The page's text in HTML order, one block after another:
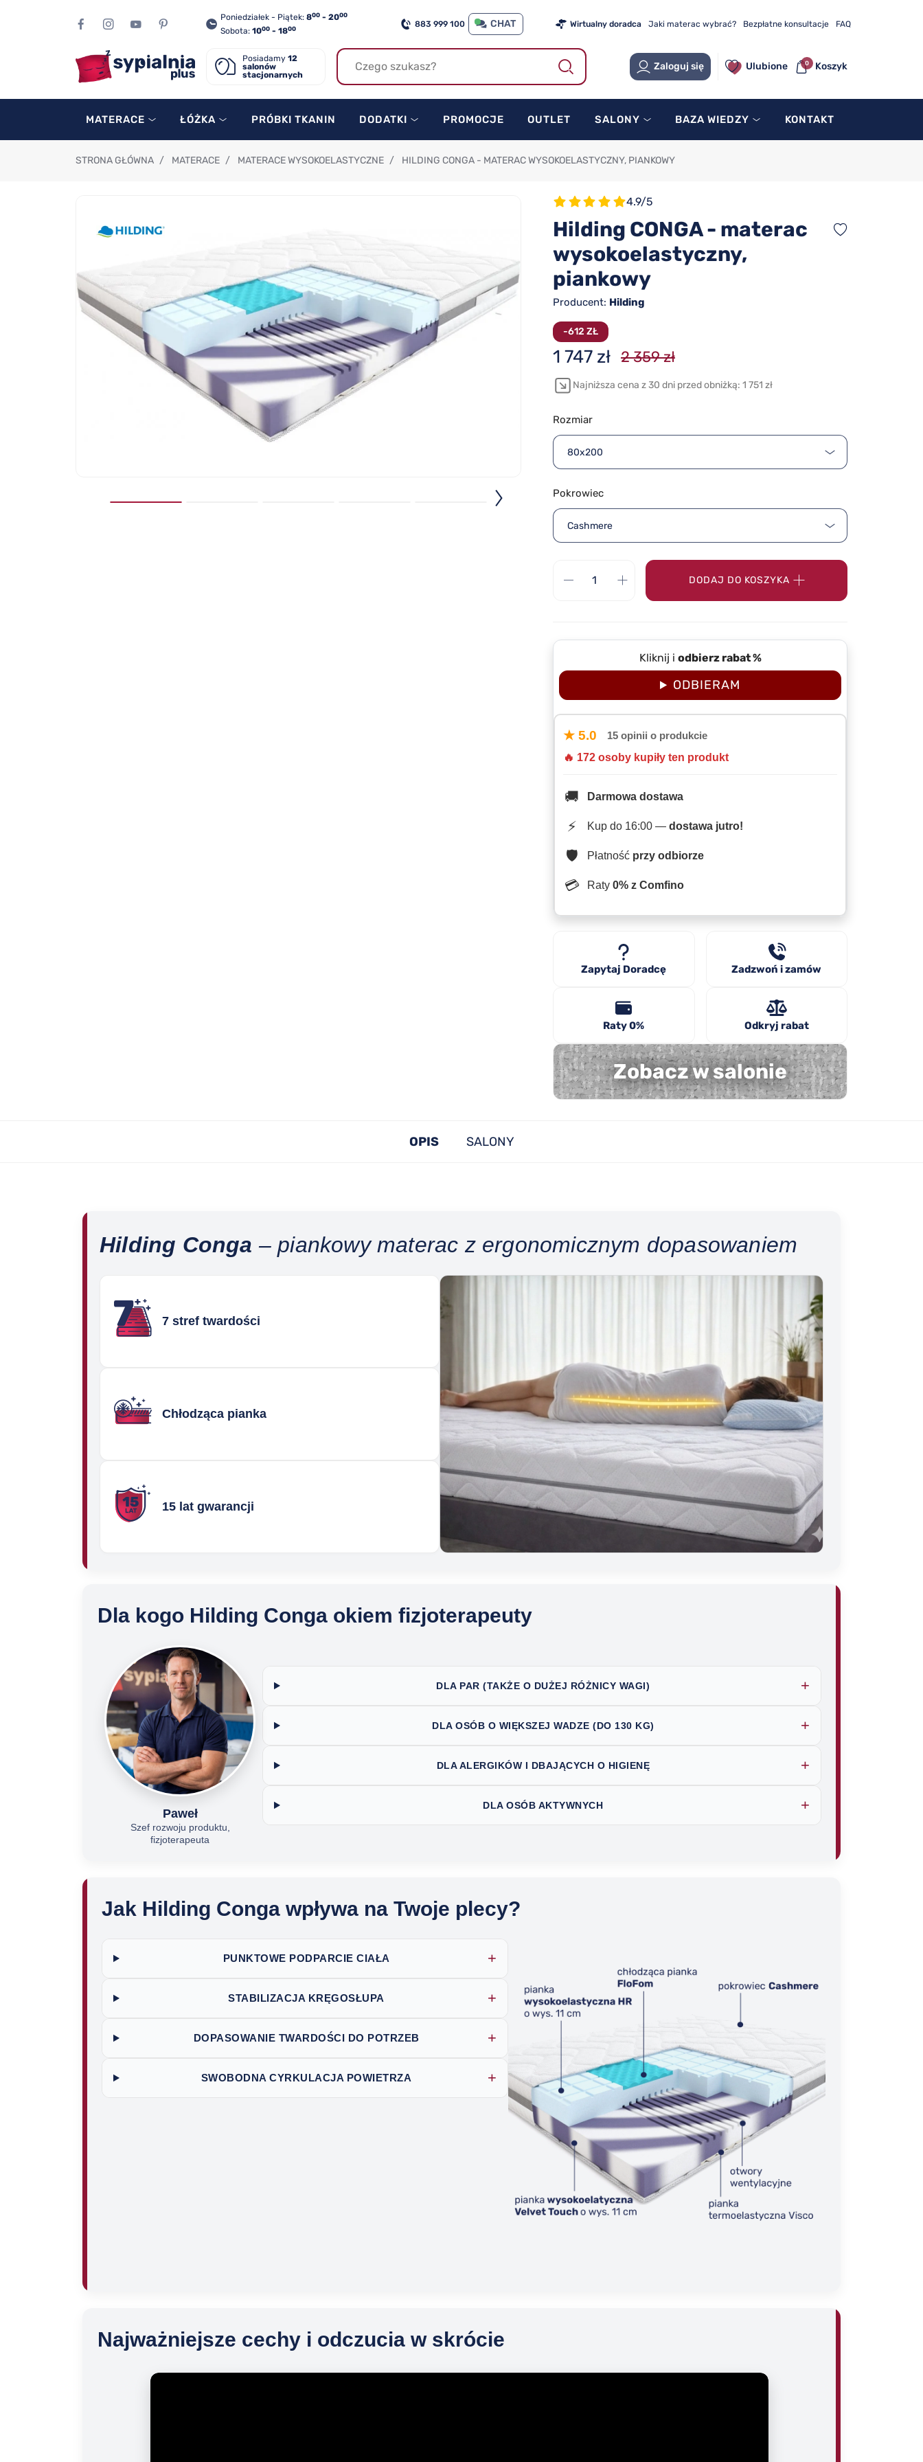
Poniedziałek - Piątek: 800 - 2000
Sobota: 1000 - 1800 883 999 100 CHAT Wirtualny doradca Jaki materac wybrać? Bezpłatne konsultacje FAQ
Posiadamy 12
salonów
stacjonarnych
Zaloguj się Ulubione Koszyk
0
MATERACE ŁÓŻKA PRÓBKI TKANIN DODATKI PROMOCJE OUTLET SALONY BAZA WIEDZY KONTAKT
STRONA GŁÓWNA / MATERACE / MATERACE WYSOKOELASTYCZNE / HILDING CONGA - MATERAC WYSOKOELASTYCZNY, PIANKOWY
4.9/5
Hilding CONGA - materac
wysokoelastyczny,
piankowy
Producent: Hilding
-612 ZŁ
1 747 zł 2 359 zł
Najniższa cena z 30 dni przed obniżką: 1 751 zł
Rozmiar
80x200
Pokrowiec
Cashmere
DODAJ DO KOSZYKA
Kliknij i odbierz rabat %
ODBIERAM
★ 5.0
15 opinii o produkcie
🔥 172 osoby kupiły ten produkt
🚚 Darmowa dostawa
⚡ Kup do 16:00 — dostawa jutro!
🛡️ Płatność przy odbiorze
💳 Raty 0% z Comfino
Zapytaj Doradcę Zadzwoń i zamów
Raty 0% Odkryj rabat
Zobacz w salonie
OPIS SALONY
Hilding Conga – piankowy materac z ergonomicznym dopasowaniem
7 stref twardości
Chłodząca pianka
15 lat gwarancji
Dla kogo Hilding Conga okiem fizjoterapeuty
Paweł
Szef rozwoju produktu,
fizjoterapeuta
DLA PAR (TAKŻE O DUŻEJ RÓŻNICY WAGI) +
DLA OSÓB O WIĘKSZEJ WADZE (DO 130 KG) +
DLA ALERGIKÓW I DBAJĄCYCH O HIGIENĘ +
DLA OSÓB AKTYWNYCH +
Jak Hilding Conga wpływa na Twoje plecy?
PUNKTOWE PODPARCIE CIAŁA +
STABILIZACJA KRĘGOSŁUPA +
DOPASOWANIE TWARDOŚCI DO POTRZEB +
SWOBODNA CYRKULACJA POWIETRZA +
Najważniejsze cechy i odczucia w skrócie